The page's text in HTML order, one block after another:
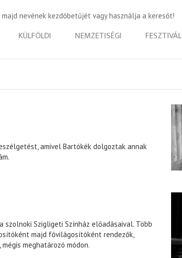
nevének kezdőbetűjét vagy használja a keresőt!
KÜLFÖLDI NEMZETISÉGI FESZTIVÁL
amivel Bartókék dolgoztak annak
Szigligeti Színház előadásaival. Több
majd fővilágosítóként rendezők,
meghatározó módon.